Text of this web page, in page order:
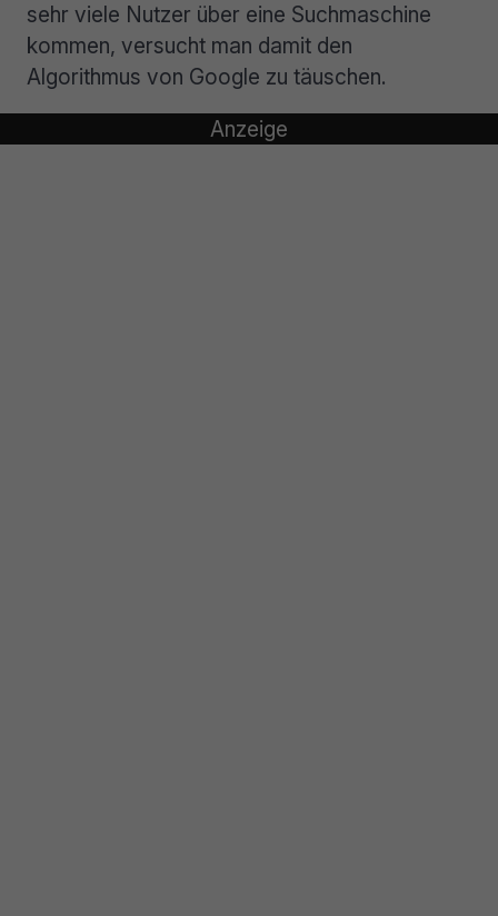
sehr viele Nutzer über eine Suchmaschine
kommen, versucht man damit den
Algorithmus von Google zu täuschen.